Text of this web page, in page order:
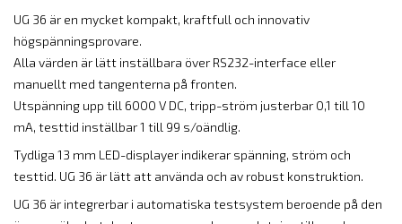
UG 36 är en mycket kompakt, kraftfull och innovativ
högspänningsprovare.
Alla värden är lätt inställbara över RS232-interface eller
manuellt med tangenterna på fronten.
Utspänning upp till 6000 V DC, tripp-ström justerbar 0,1 till 10
mA, testtid inställbar 1 till 99 s/oändlig.
Tydliga 13 mm LED-displayer indikerar spänning, ström och
testtid. UG 36 är lätt att använda och av robust konstruktion.
UG 36 är integrerbar i automatiska testsystem beroende på den